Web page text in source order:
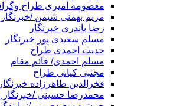
معصومه امیری طراح
مریم بهمنی شیمن /خبرنگار
رضا باندری خبرنگار
مسلم سعیدی پور خبرنگار
حدیث احمدی طراح
مسلم احمدی/ قائم مقام
مجتبی کیانی طراح
فخرالدین طاهرزاده خبرنگار
محمدرضا حسینی /